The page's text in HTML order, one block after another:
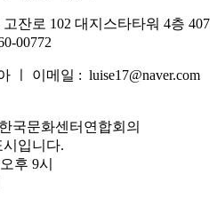
잔로 102 대지스타타워 4층 407
00772
ㅣ 이메일 : luise17@naver.com
국문화센터연합회의
입니다.
후 9시